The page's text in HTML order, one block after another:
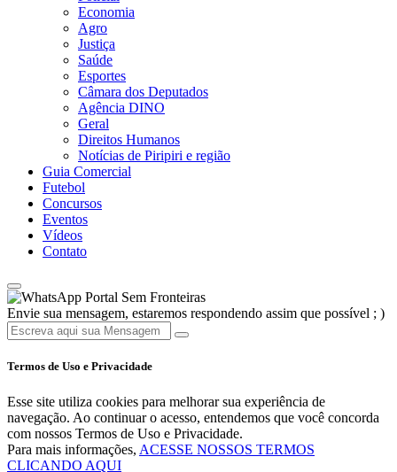
Economia
Agro
Justiça
Saúde
Esportes
Câmara dos Deputados
Agência DINO
Geral
Direitos Humanos
Notícias de Piripiri e região
Guia Comercial
Futebol
Concursos
Eventos
Vídeos
Contato
Portal Sem Fronteiras
Envie sua mensagem, estaremos respondendo assim que possível ; )
Termos de Uso e Privacidade
Esse site utiliza cookies para melhorar sua experiência de
navegação. Ao continuar o acesso, entendemos que você concorda
com nossos Termos de Uso e Privacidade.
Para mais informações, ACESSE NOSSOS TERMOS
CLICANDO AQUI